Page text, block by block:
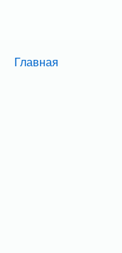
Breadcrumbs
You
Главная